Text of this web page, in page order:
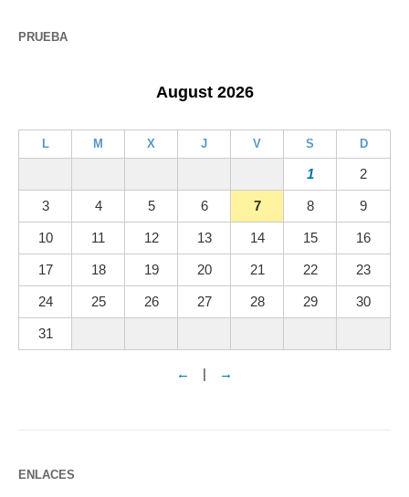
PRUEBA
August 2026
L M X J V S D
1 2
3 4 5 6 7 8 9
10 11 12 13 14 15 16
17 18 19 20 21 22 23
24 25 26 27 28 29 30
31
← | →
ENLACES